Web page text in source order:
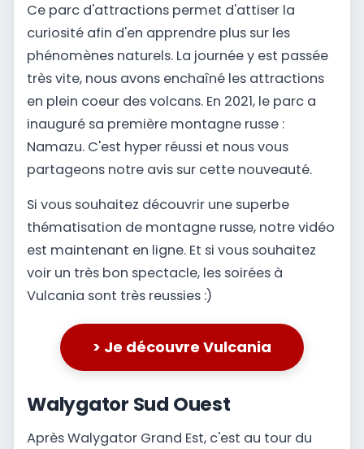
Ce parc d'attractions permet d'attiser la
curiosité afin d'en apprendre plus sur les
phénomènes naturels. La journée y est passée
très vite, nous avons enchaîné les attractions
en plein coeur des volcans. En 2021, le parc a
inauguré sa première montagne russe :
Namazu. C'est hyper réussi et nous vous
partageons notre avis sur cette nouveauté.
Si vous souhaitez découvrir une superbe
thématisation de montagne russe, notre vidéo
est maintenant en ligne. Et si vous souhaitez
voir un très bon spectacle, les soirées à
Vulcania sont très reussies :)
> Je découvre Vulcania
Walygator Sud Ouest
Après Walygator Grand Est, c'est au tour du